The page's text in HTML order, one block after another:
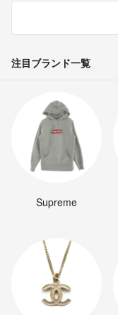
注目ブランド一覧
Supreme